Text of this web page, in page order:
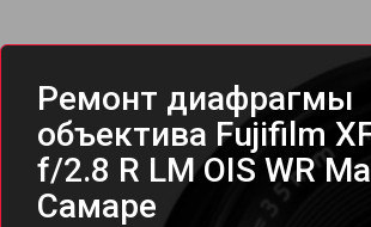
Ремонт диафрагмы
объектива Fujifilm
f/2.8 R LM OIS WR
Самаре